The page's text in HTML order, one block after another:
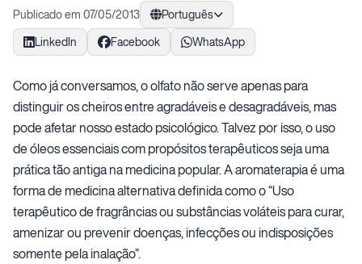
Publicado em 07/05/2013
Português
LinkedIn
Facebook WhatsApp
Como já conversamos, o olfato não serve apenas para
distinguir os cheiros entre agradáveis e desagradáveis, mas
pode afetar nosso estado psicológico. Talvez por isso, o uso
de óleos essenciais com propósitos terapêuticos seja uma
prática tão antiga na medicina popular. A aromaterapia é uma
forma de medicina alternativa definida como o “Uso
terapêutico de fragrâncias ou substâncias voláteis para curar,
amenizar ou prevenir doenças, infecções ou indisposições
somente pela inalação”.